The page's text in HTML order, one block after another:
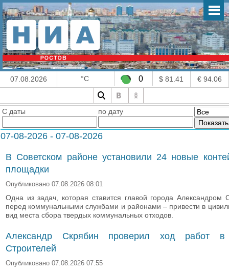
07.08.2026 °C 0 $ 81.41 € 94.06
С даты по дату
07-08-2026 - 07-08-2026
В Советском районе установили 24 новые
площадки
Опубликовано 07.08.2026 08:01
Одна из задач, которая ставится главой города Александром
перед коммунальными службами и районами – привести в
вид места сбора твердых коммунальных отходов.
Александр Скрябин проверил ход работ в
Строителей
Опубликовано 07.08.2026 07:55